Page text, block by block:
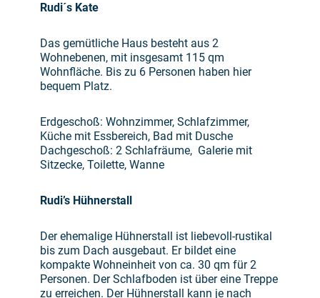
Rudi´s Kate
Das gemütliche Haus besteht aus 2
Wohnebenen, mit insgesamt 115 qm
Wohnfläche. Bis zu 6 Personen haben hier
bequem Platz.
Erdgeschoß: Wohnzimmer, Schlafzimmer,
Küche mit Essbereich, Bad mit Dusche
Dachgeschoß: 2 Schlafräume, Galerie mit
Sitzecke, Toilette, Wanne
Rudi’s Hühnerstall
Der ehemalige Hühnerstall ist liebevoll-rustikal
bis zum Dach ausgebaut. Er bildet eine
kompakte Wohneinheit von ca. 30 qm für 2
Personen. Der Schlafboden ist über eine Treppe
zu erreichen. Der Hühnerstall kann je nach